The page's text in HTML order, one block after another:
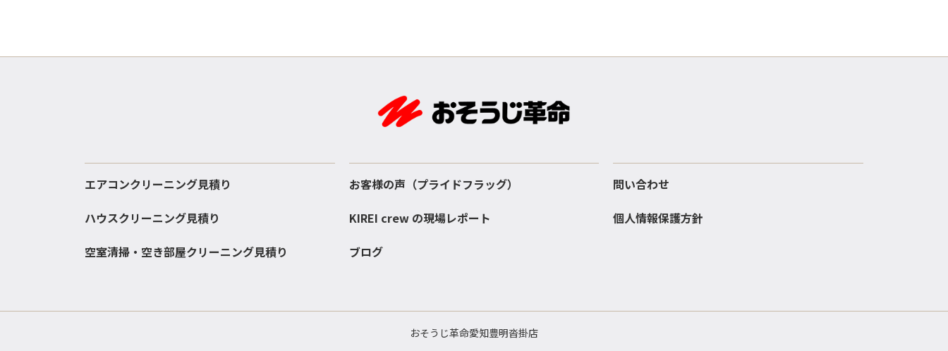
エアコンクリーニング見積り
ハウスクリーニング見積り
空室清掃・空き部屋クリーニング見積り
お客様の声（プライドフラッグ）
KIREI crew の現場レポート
ブログ
問い合わせ
個人情報保護方針
おそうじ革命愛知豊明沓掛店